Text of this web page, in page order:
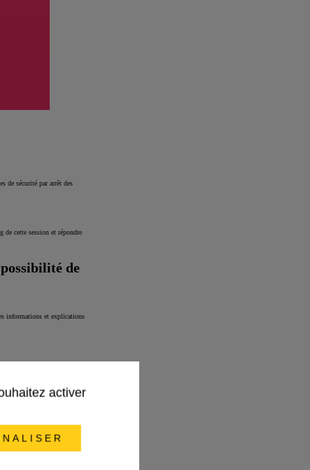
de sécurité par arrêt des
cette session et répondre
de
informations et explications
activer